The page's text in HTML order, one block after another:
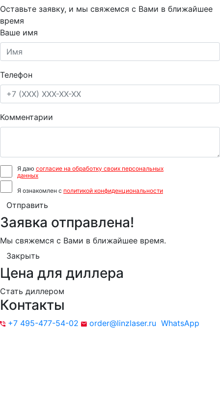
Оставьте заявку, и мы свяжемся с Вами в ближайшее
время
Ваше имя
Телефон
Комментарии
Я даю согласие на обработку своих персональных
данных
Я ознакомлен с политикой конфиденциональности
Отправить
Заявка отправлена!
Мы свяжемся с Вами в ближайшее время.
Закрыть
Цена для диллера
Стать диллером
Контакты
+7 495-477-54-02 order@linzlaser.ru WhatsApp